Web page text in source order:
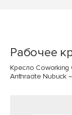
Рабочее
Кресло Coworking
Anthracite Nubuck